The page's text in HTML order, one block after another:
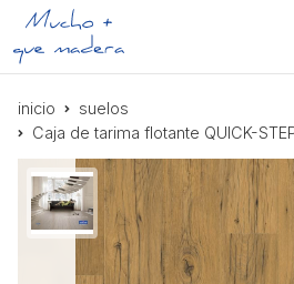
inicio
suelos